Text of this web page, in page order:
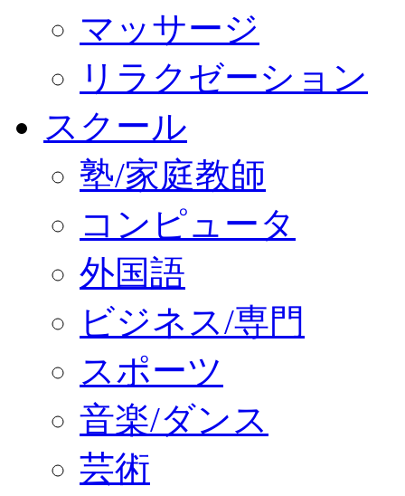
マッサージ
リラクゼーション
スクール
塾/家庭教師
コンピュータ
外国語
ビジネス/専門
スポーツ
音楽/ダンス
芸術